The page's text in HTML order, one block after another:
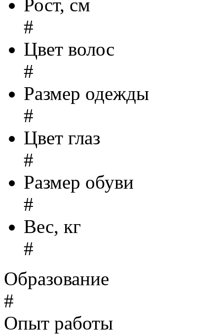
Рост, см
#
Цвет волос
#
Размер одежды
#
Цвет глаз
#
Размер обуви
#
Вес, кг
#
Образование
#
Опыт работы